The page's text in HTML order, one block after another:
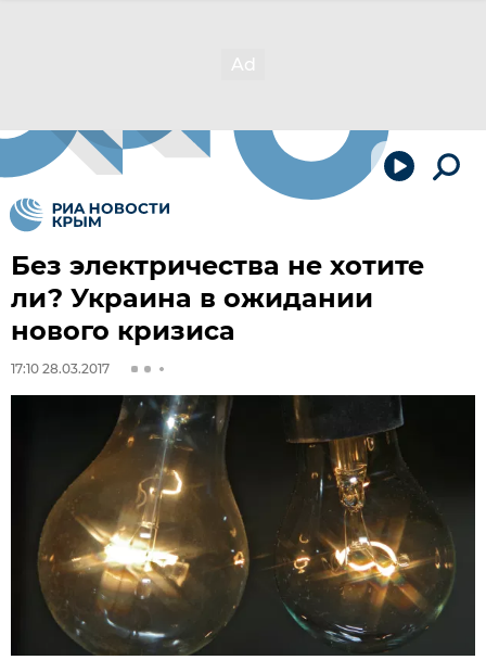
Без электричества не хотите
ли? Украина в ожидании
нового кризиса
17:10 28.03.2017